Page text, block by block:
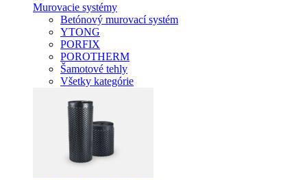
Murovacie systémy
Betónový murovací systém
YTONG
PORFIX
POROTHERM
Šamotové tehly
Všetky kategórie